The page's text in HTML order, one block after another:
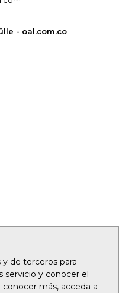
de terceros para
servicio y conocer el
más, acceda a
- oal.com.co